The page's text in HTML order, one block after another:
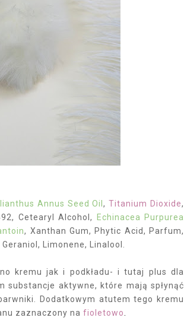
Annus Seed Oil,Titanium Dioxide,
Cetearyl Alcohol, Echinacea Purpurea
, Xanthan Gum, Phytic Acid, Parfum,
Limonene, Linalool.
kremu jak i podkładu- i tutaj plus dla
substancje aktywne, które mają spłynąć
Dodatkowym atutem tego kremu
zaznaczony na fioletowo